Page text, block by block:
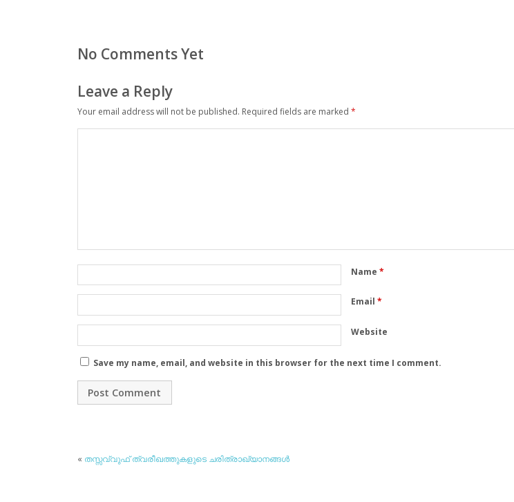
No Comments Yet
Leave a Reply
Your email address will not be published. Required fields are marked *
Name *
Email *
Website
Save my name, email, and website in this browser for the next time I comment.
« തസ്സവ്വുഫ് ത്വരീഖത്തുകളുടെ ചരിത്രാഖ്യാനങ്ങള്‍